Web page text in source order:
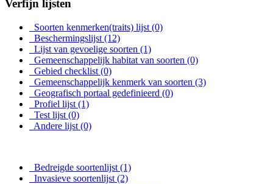
Verfijn lijsten
Soorten kenmerken(traits) lijst (0)
Beschermingslijst (12)
Lijst van gevoelige soorten (1)
Gemeenschappelijk habitat van soorten (0)
Gebied checklist (0)
Gemeenschappelijk kenmerk van soorten (3)
Geografisch portaal gedefinieerd (0)
Profiel lijst (1)
Test lijst (0)
Andere lijst (0)
Bedreigde soortenlijst (1)
Invasieve soortenlijst (2)